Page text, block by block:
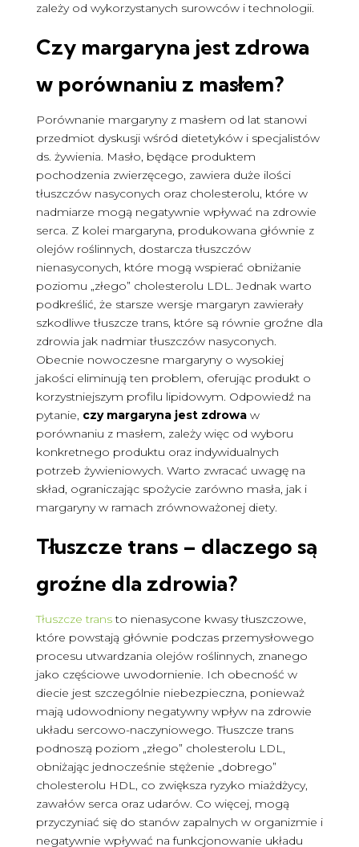
zależy od wykorzystanych surowców i technologii.
Czy margaryna jest zdrowa
w porównaniu z masłem?
Porównanie margaryny z masłem od lat stanowi
przedmiot dyskusji wśród dietetyków i specjalistów
ds. żywienia. Masło, będące produktem
pochodzenia zwierzęcego, zawiera duże ilości
tłuszczów nasyconych oraz cholesterolu, które w
nadmiarze mogą negatywnie wpływać na zdrowie
serca. Z kolei margaryna, produkowana głównie z
olejów roślinnych, dostarcza tłuszczów
nienasyconych, które mogą wspierać obniżanie
poziomu „złego” cholesterolu LDL. Jednak warto
podkreślić, że starsze wersje margaryn zawierały
szkodliwe tłuszcze trans, które są równie groźne dla
zdrowia jak nadmiar tłuszczów nasyconych.
Obecnie nowoczesne margaryny o wysokiej
jakości eliminują ten problem, oferując produkt o
korzystniejszym profilu lipidowym. Odpowiedź na
pytanie, czy margaryna jest zdrowaw
porównaniu z masłem, zależy więc od wyboru
konkretnego produktu oraz indywidualnych
potrzeb żywieniowych. Warto zwracać uwagę na
skład, ograniczając spożycie zarówno masła, jak i
margaryny w ramach zrównoważonej diety.
Tłuszcze trans – dlaczego są
groźne dla zdrowia?
Tłuszcze transto nienasycone kwasy tłuszczowe,
które powstają głównie podczas przemysłowego
procesu utwardzania olejów roślinnych, znanego
jako częściowe uwodornienie. Ich obecność w
diecie jest szczególnie niebezpieczna, ponieważ
mają udowodniony negatywny wpływ na zdrowie
układu sercowo-naczyniowego. Tłuszcze trans
podnoszą poziom „złego” cholesterolu LDL,
obniżając jednocześnie stężenie „dobrego”
cholesterolu HDL, co zwiększa ryzyko miażdżycy,
zawałów serca oraz udarów. Co więcej, mogą
przyczyniać się do stanów zapalnych w organizmie i
negatywnie wpływać na funkcjonowanie układu